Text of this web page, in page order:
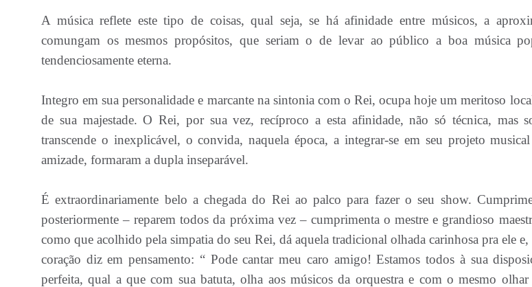
A música reflete este tipo de coisas, qual seja, se há afinidade entre músicos, a
comungam os mesmos propósitos, que seriam o de levar ao público a boa música
tendenciosamente eterna.
Integro em sua personalidade e marcante na sintonia com o Rei, ocupa hoje um meritoso
de sua majestade. O Rei, por sua vez, recíproco a esta afinidade, não só técnica, mas
transcende o inexplicável, o convida, naquela época, a integrar-se em seu projeto
amizade, formaram a dupla inseparável.
É extraordinariamente belo a chegada do Rei ao palco para fazer o seu show.
posteriormente – reparem todos da próxima vez – cumprimenta o mestre e grandioso
como que acolhido pela simpatia do seu Rei, dá aquela tradicional olhada carinhosa pra ele
coração diz em pensamento: “ Pode cantar meu caro amigo! Estamos todos à sua
perfeita, qual a que com sua batuta, olha aos músicos da orquestra e com o mesmo